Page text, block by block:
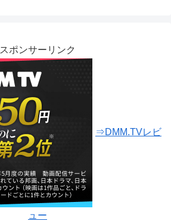
スポンサーリンク
⇒DMM.TVレビ
ュー